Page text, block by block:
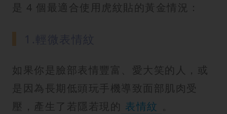
是 4 個最適合使用虎紋貼的黃金情況：
如果你是臉部表情豐富、愛大笑的人，或
是因為長期低頭玩手機導致面部肌肉受
壓，產生了若隱若現的 表情紋